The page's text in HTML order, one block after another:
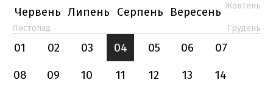
Червень Липень Серпень Вересень Жовтень
Листопад Грудень
01 02 03 04 05 06
07
08
09 10 11 12 13
14